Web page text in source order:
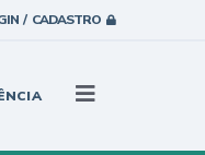
/ CADASTRO